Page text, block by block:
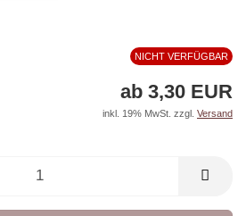
NICHT VERFÜGBAR
ab 3,30 EUR
inkl. 19% MwSt. zzgl. Versand